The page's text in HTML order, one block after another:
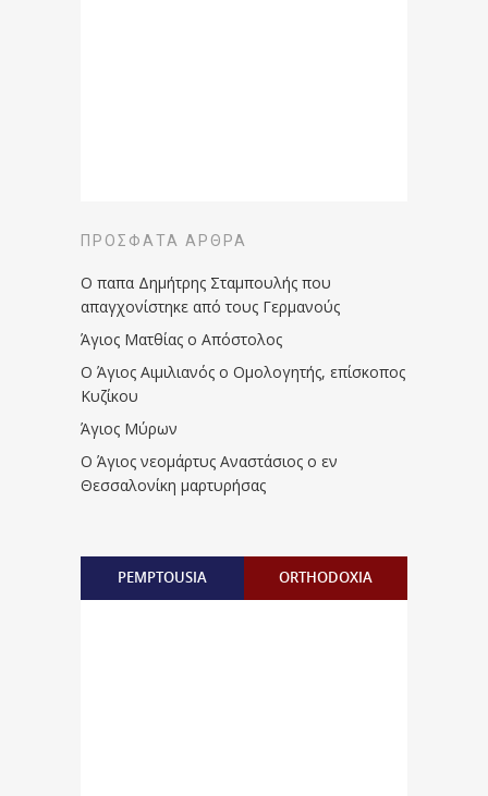
ΠΡΌΣΦΑΤΑ ΆΡΘΡΑ
Ο παπα Δημήτρης Σταμπουλής που
απαγχονίστηκε από τους Γερμανούς
Άγιος Ματθίας ο Απόστολος
Ο Άγιος Αιμιλιανός ο Ομολογητής, επίσκοπος
Κυζίκου
Άγιος Μύρων
Ο Άγιος νεομάρτυς Αναστάσιος ο εν
Θεσσαλονίκη μαρτυρήσας
PEMPTOUSIA ORTHODOXIA